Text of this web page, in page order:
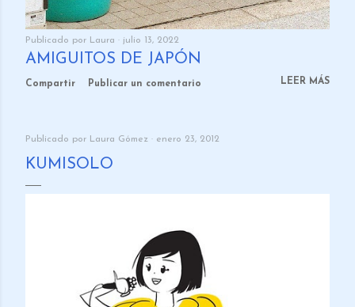
Publicado por Laura julio 13, 2022
AMIGUITOS DE JAPÓN
Compartir Publicar un comentario LEER MÁS
Publicado por Laura Gómez enero 23, 2012
KUMISOLO